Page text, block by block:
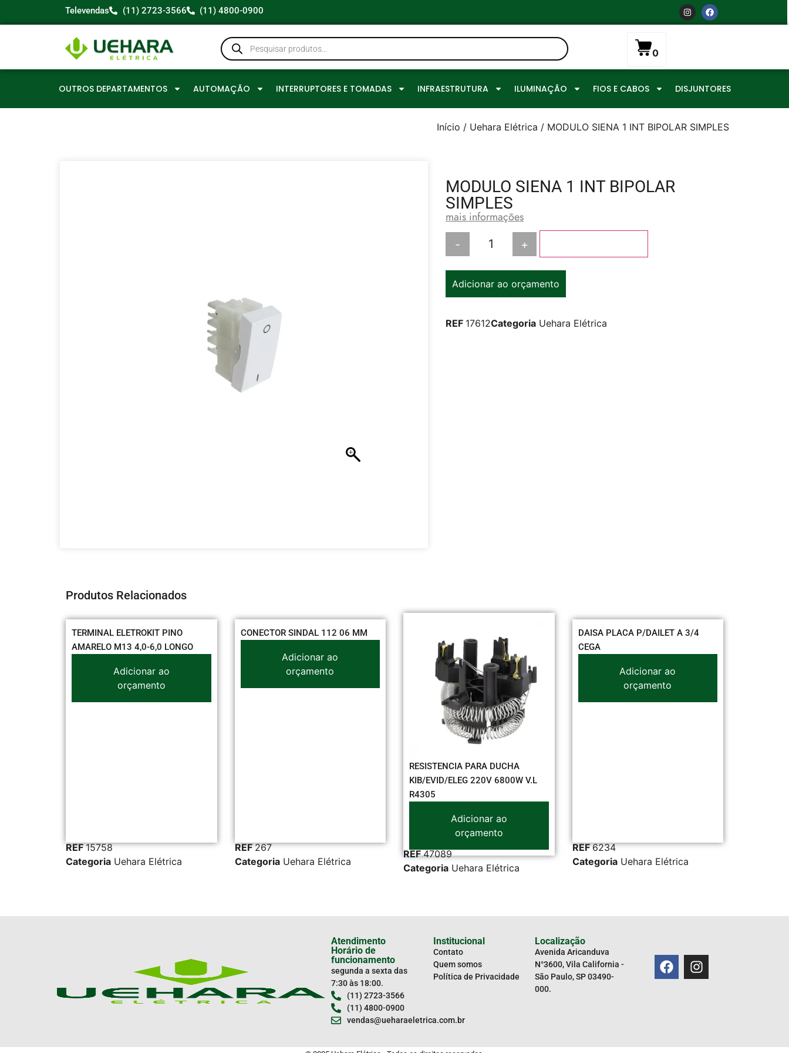
Televendas (11) 2723-3566 (11) 4800-0900
0
OUTROS DEPARTAMENTOS AUTOMAÇÃO INTERRUPTORES E TOMADAS INFRAESTRUTURA ILUMINAÇÃO FIOS E CABOS DISJUNTORES
Início / Uehara Elétrica / MODULO SIENA 1 INT BIPOLAR SIMPLES
MODULO SIENA 1 INT BIPOLAR
SIMPLES
mais informações
- +
Adicionar ao orçamento
REF 17612Categoria Uehara Elétrica
Produtos Relacionados
TERMINAL ELETROKIT PINO
AMARELO M13 4,0-6,0 LONGO
Adicionar ao
orçamento
15758
Categoria Uehara Elétrica
CONECTOR SINDAL 112 06 MM
Adicionar ao
orçamento
REF267
Categoria Uehara Elétrica
RESISTENCIA PARA DUCHA
KIB/EVID/ELEG 220V 6800W V.L
Adicionar ao
orçamento
47089
Categoria Uehara Elétrica
DAISA PLACA P/DAILET A 3/4
Adicionar ao
orçamento
REF
6234
Categoria Uehara Elétrica
REF32631
Atendimento
Horário de
funcionamento
segunda a sexta das
7:30 às 18:00.
(11) 2723-3566
(11) 4800-0900
vendas@ueharaeletrica.com.br
Institucional
Contato
Quem somos
Política de Privacidade
Localização
Avenida Aricanduva
N°3600, Vila California -
São Paulo, SP 03490-
000.